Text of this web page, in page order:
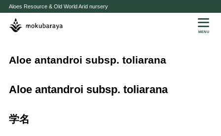
Aloes Resource & Old World Arid nursery
MENU
Aloe antandroi subsp. toliarana
Aloe antandroi subsp. toliarana
学名